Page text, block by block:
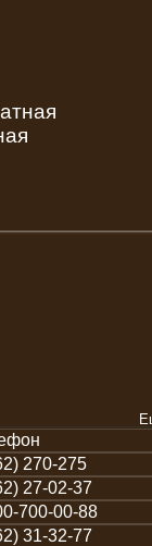
270-275
27-02-37
700-00-88
31-32-77